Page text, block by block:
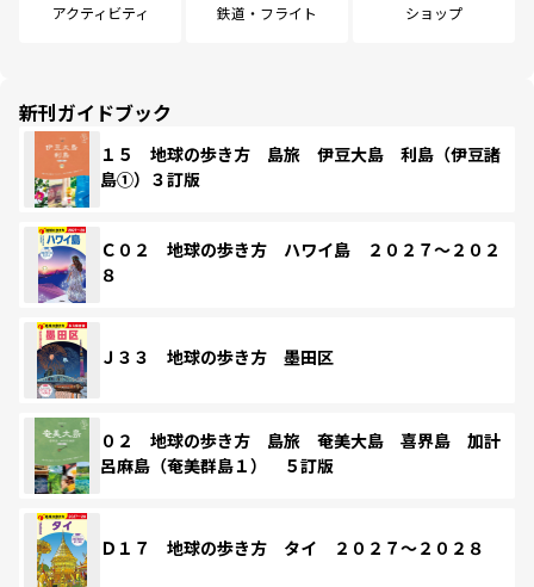
アクティビティ 鉄道・フライト ショップ
新刊ガイドブック
１５ 地球の歩き方 島旅 伊豆大島 利島（伊豆諸
島①）３訂版
Ｃ０２ 地球の歩き方 ハワイ島 ２０２７～２０２
８
Ｊ３３ 地球の歩き方 墨田区
０２ 地球の歩き方 島旅 奄美大島 喜界島 加計
呂麻島（奄美群島１） ５訂版
Ｄ１７ 地球の歩き方 タイ ２０２７～２０２８